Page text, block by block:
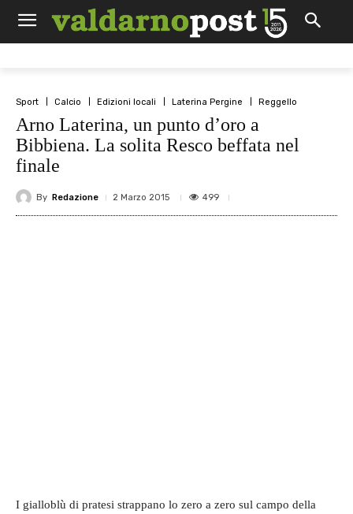
Sport Calcio Edizioni locali Laterina Pergine Reggello
Arno Laterina, un punto d’oro a
Bibbiena. La solita Resco beffata nel
finale
By Redazione 2 Marzo 2015 499
I gialloblù di pratesi strappano lo zero a zero sul campo della